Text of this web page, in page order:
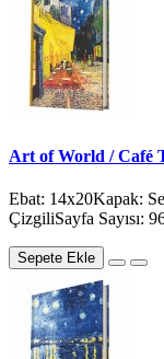
Art of World / Café
Ebat: 14x20Kapak:
ÇizgiliSayfa Sayısı:
Sepete Ekle